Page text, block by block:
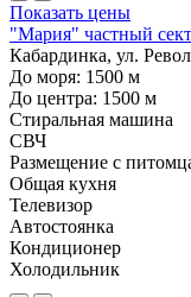
Показать цены
"Мария" частный
Кабардинка, ул.
До моря: 1500 м
До центра: 1500 м
Стиральная машина
СВЧ
Размещение с
Общая кухня
Телевизор
Автостоянка
Кондиционер
Холодильник